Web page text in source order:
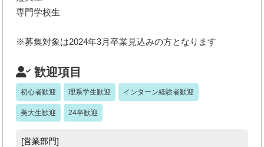
専門学校生
※募集対象は2024年3月卒業見込みの方となります
歓迎項目
初心者歓迎 理系学生歓迎 インターン経験者歓迎
美大生歓迎 24卒歓迎
[営業部門]